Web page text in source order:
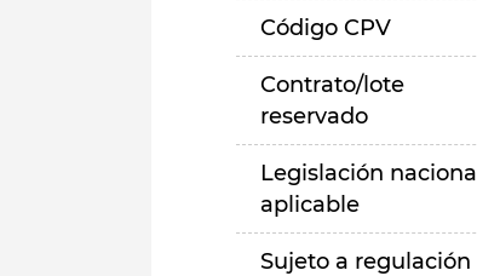
Código CPV
Contrato/lote
reservado
Legislación nacional
aplicable
Sujeto a regulación